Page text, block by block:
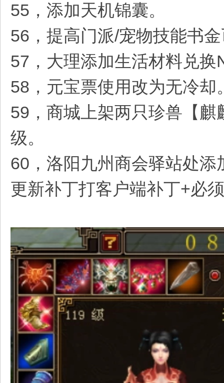
55，添加天机锦囊。
56，提高门派/宠物技能书
57，大理添加生活材料兑换
58，元宝票使用改为无冷却
59，商城上架两只珍兽【
级。
60，洛阳九州商会驿站处
更新补丁打客户端补丁+必